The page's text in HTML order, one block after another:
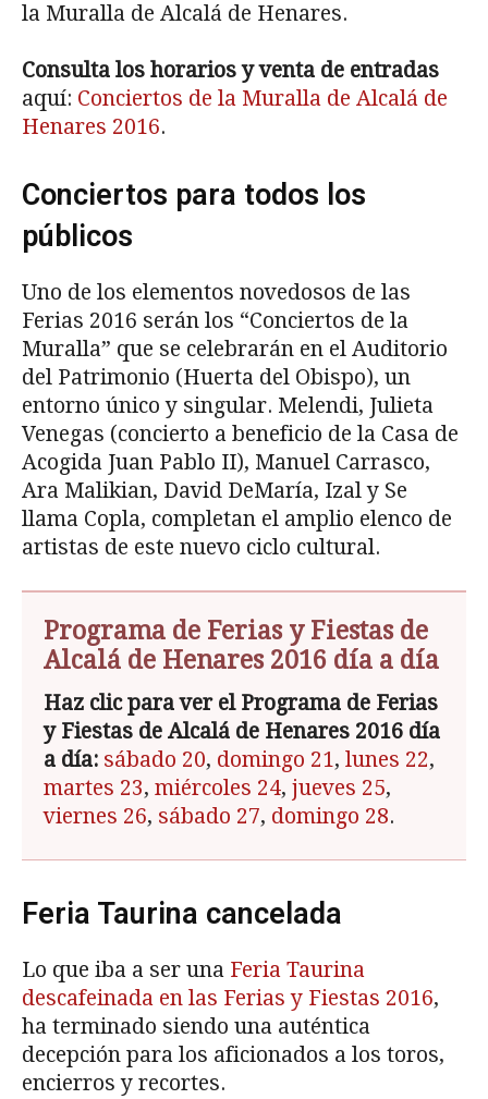
la Muralla de Alcalá de Henares.
Consulta los horarios y venta de entradas
aquí: Conciertos de la Muralla de Alcalá de
Henares 2016.
Conciertos para todos los
públicos
Uno de los elementos novedosos de las
Ferias 2016 serán los “Conciertos de la
Muralla” que se celebrarán en el Auditorio
del Patrimonio (Huerta del Obispo), un
entorno único y singular. Melendi, Julieta
Venegas (concierto a beneficio de la Casa de
Acogida Juan Pablo II), Manuel Carrasco,
Ara Malikian, David DeMaría, Izal y Se
llama Copla, completan el amplio elenco de
artistas de este nuevo ciclo cultural.
Programa de Ferias y Fiestas de
Alcalá de Henares 2016 día a día
Haz clic para ver el Programa de Ferias
y Fiestas de Alcalá de Henares 2016 día
a día: sábado 20, domingo 21, lunes 22,
martes 23, miércoles 24, jueves 25,
viernes 26, sábado 27, domingo 28.
Feria Taurina cancelada
Lo que iba a ser una Feria Taurina
descafeinada en las Ferias y Fiestas 2016,
ha terminado siendo una auténtica
decepción para los aficionados a los toros,
encierros y recortes.